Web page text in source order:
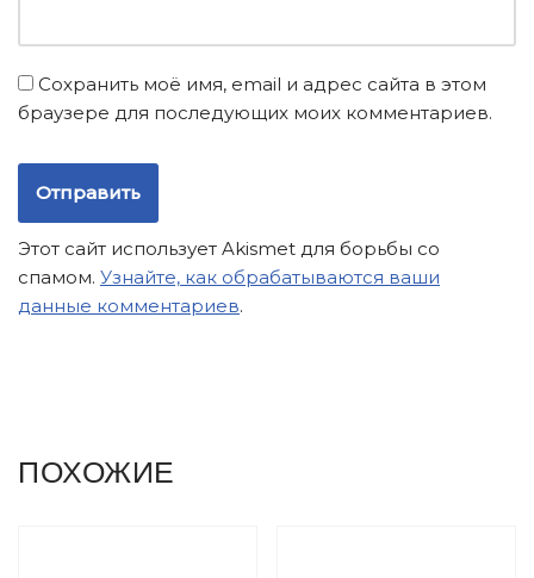
Сохранить моё имя, email и адрес сайта в этом
браузере для последующих моих комментариев.
Этот сайт использует Akismet для борьбы со
спамом. Узнайте, как обрабатываются ваши
данные комментариев.
ПОХОЖИЕ